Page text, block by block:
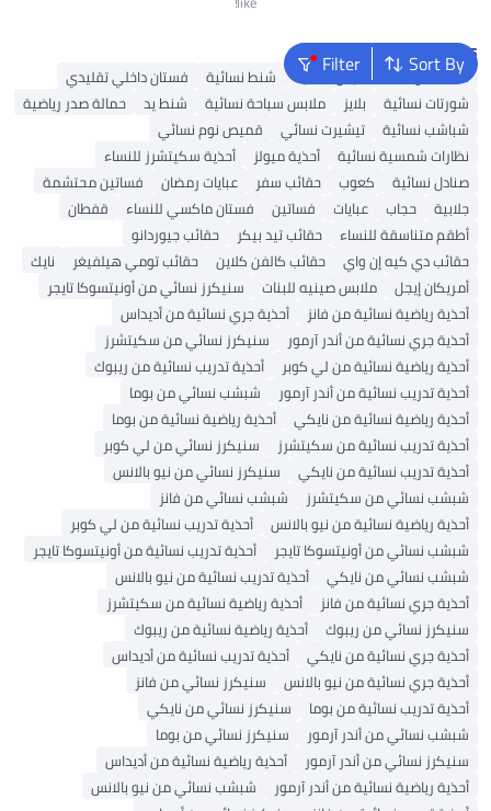
Sort By
FilterPopular Searches
شنط ألدو شنط جيس نسائية شنط نسائية
فستان داخلي تقليدي
شورتات نسائية
بلايز ملابس سباحة نسائية شنط يد
حمالة صدر رياضية
شباشب نسائية
تيشيرت نسائي
قميص نوم نسائي
نظارات شمسية نسائية
أحذية ميولز
أحذية سكيتشرز للنساء
صنادل نسائية
كعوب حقائب سفر عبايات رمضان
فساتين محتشمة
جلابية
حجاب عبايات فساتين فستان ماكسي للنساء
قفطان
أطقم متناسقة للنساء
حقائب تيد بيكر
حقائب جيوردانو
حقائب دي كيه إن واي
حقائب كالفن كلاين حقائب تومي هيلفيغر
نايك
أمريكان إيجل
ملابس صينيه للبنات
سنيكرز نسائي من أونيتسوكا تايجر
أحذية رياضية نسائية من فانز
أحذية جري نسائية من أديداس
أحذية جري نسائية من أندر آرمور
سنيكرز نسائي من سكيتشرز
أحذية رياضية نسائية من لي كوبر
أحذية تدريب نسائية من ريبوك
أحذية تدريب نسائية من أندر آرمور
شبشب نسائي من بوما
أحذية رياضية نسائية من نايكي
أحذية رياضية نسائية من بوما
أحذية تدريب نسائية من سكيتشرز
سنيكرز نسائي من لي كوبر
أحذية تدريب نسائية من نايكي
سنيكرز نسائي من نيو بالانس
شبشب نسائي من سكيتشرز
شبشب نسائي من فانز
أحذية رياضية نسائية من نيو بالانس
أحذية تدريب نسائية من لي كوبر
شبشب نسائي من أونيتسوكا تايجر
أحذية تدريب نسائية من أونيتسوكا تايجر
شبشب نسائي من نايكي
أحذية تدريب نسائية من نيو بالانس
أحذية جري نسائية من فانز
أحذية رياضية نسائية من سكيتشرز
سنيكرز نسائي من ريبوك
أحذية رياضية نسائية من ريبوك
أحذية جري نسائية من نايكي
أحذية تدريب نسائية من أديداس
أحذية جري نسائية من نيو بالانس
سنيكرز نسائي من فانز
أحذية تدريب نسائية من بوما
سنيكرز نسائي من نايكي
شبشب نسائي من أندر آرمور
سنيكرز نسائي من بوما
سنيكرز نسائي من أندر آرمور
أحذية رياضية نسائية من أديداس
أحذية رياضية نسائية من أندر آرمور
شبشب نسائي من نيو بالانس